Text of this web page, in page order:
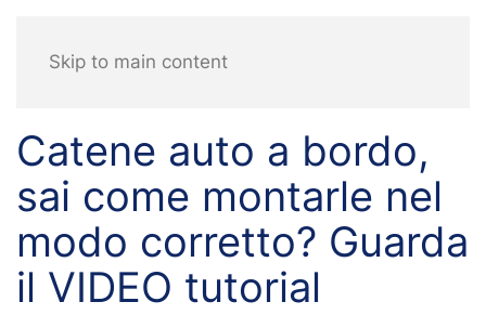
Skip to main content
Catene auto a bordo,
sai come montarle nel
modo corretto? Guarda
il VIDEO tutorial